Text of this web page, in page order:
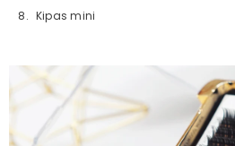
Kipas mini